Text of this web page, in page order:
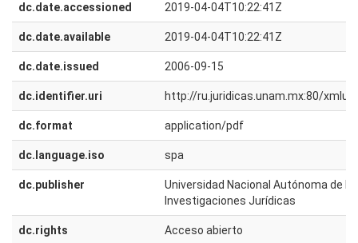
dc.date.accessioned 2019-04-04T10:22:41Z
dc.date.available 2019-04-04T10:22:41Z
dc.date.issued 2006-09-15
dc.identifier.uri http://ru.juridicas.unam.mx:80/
dc.format application/pdf
dc.language.iso spa
dc.publisher
Universidad Nacional Autónoma de
Investigaciones Jurídicas
dc.rights Acceso abierto